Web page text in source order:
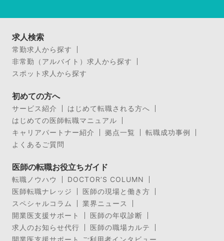
求人検索
常勤求人から探す
非常勤（アルバイト）求人から探す
スポット求人から探す
初めての方へ
サービス紹介
はじめて転職される方へ
はじめての医師転職マニュアル
キャリアパートナー紹介
拠点一覧
転職成功事例
よくあるご質問
医師の転職お役立ちガイド
転職ノウハウ
DOCTOR’S COLUMN
医師転職ナレッジ
医師の現場と働き方
スペシャルコラム
業界ニュース
開業医支援サポート
医師の年収診断
求人のお知らせ代行
医師の職場カルテ
開業医支援サポート ご利用者インタビュー